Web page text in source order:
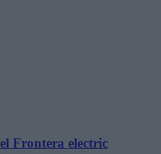
Frontera electric